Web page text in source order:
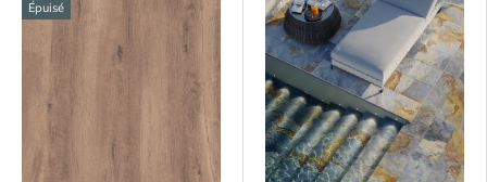
Épuisé